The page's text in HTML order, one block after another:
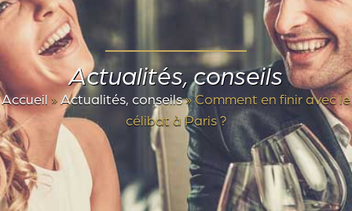
Actualités, conseils
Accueil »Actualités, conseils»Comment en finir avec le
célibat à Paris ?